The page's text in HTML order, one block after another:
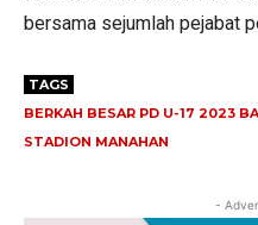
bersama sejumlah pejabat
TAGS
BERKAH BESAR PD U-17 2023
STADION MANAHAN
-